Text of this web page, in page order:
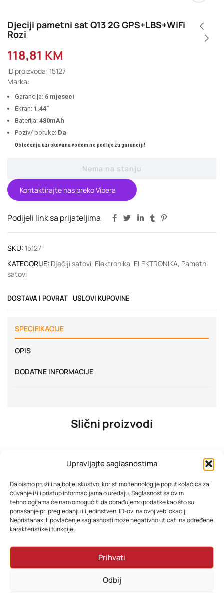
Upravljajte saglasnostima
Da bismo pružili najbolje iskustvo, koristimo tehnologije poput kolačića za
čuvanje i/ili pristup informacijama o uređaju. Saglasnost sa ovim
tehnologijama će nam omogućiti da obrađujemo podatke kao što su
ponašanje pri pregledanju ili jedinstveni ID-ovi na ovoj veb lokaciji.
Nepristanak ili povlačenje saglasnosti može negativno uticati na određene
karakteristike i funkcije.
Prihvati
Odbij
Djeciji pametni sat Q13 2G GPS+LBS+WiFi
Rozi
118,81 KM
ID proizvoda: 15127
Marka:
Garancija: 6 mjeseci
Ekran: 1.44”
Baterija: 480mAh
Poziv/ poruke: Da
Oštećenja uzrokovana vodom ne podliježu garanciji!
Nema na stanju
Kontaktirajte nas preko Vibera
Podijeli link sa prijateljima
SKU: 15127
KATEGORIJE: Dječiji satovi, Elektronika, ELEKTRONIKA, Pametni
satovi
DOSTAVA I POVRAT USLOVI KUPOVINE
SPECIFIKACIJE
OPIS
DODATNE INFORMACIJE
Slični proizvodi